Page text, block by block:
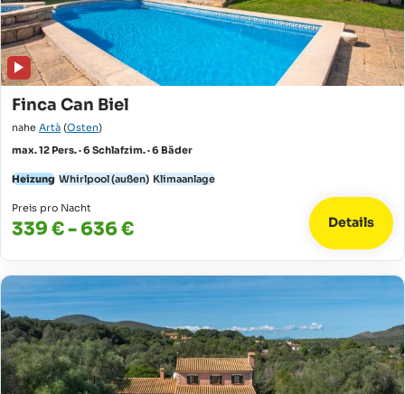
Finca Can Biel
nahe Artà (Osten)
max. 12 Pers. · 6 Schlafzim. · 6 Bäder
Heizung Whirlpool (außen) Klimaanlage
Preis pro Nacht
339 € - 636 € Details